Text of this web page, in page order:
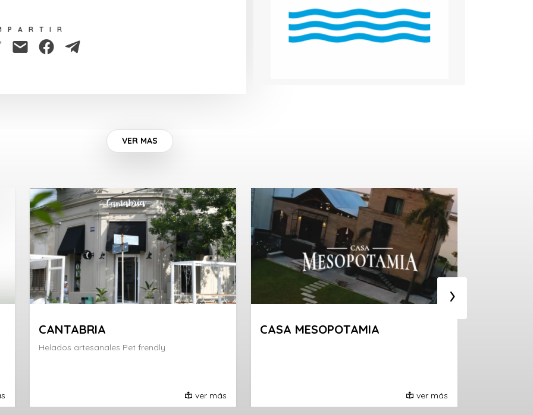
VER MAS
CANTABRIA
Helados artesanales Pet frendly
ver más
CASA MESOPOTAMIA
ver más
›